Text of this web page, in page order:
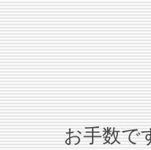
お手数で